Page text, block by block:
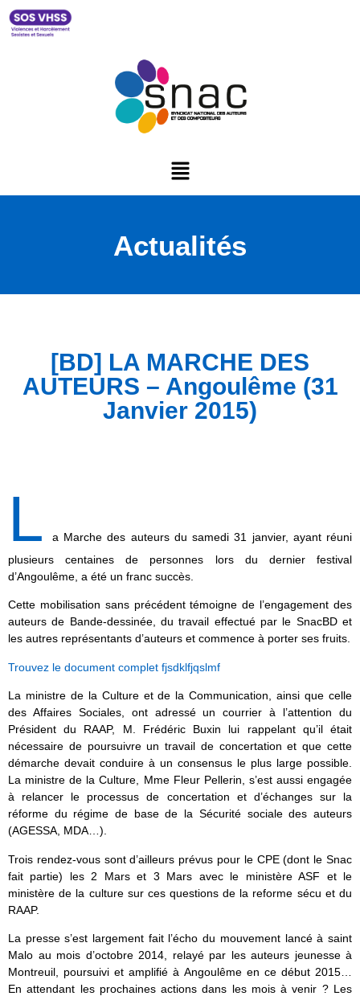
Actualités
[BD] LA MARCHE DES
AUTEURS – Angoulême (31
Janvier 2015)
L
a Marche des auteurs du samedi 31 janvier, ayant réuni
plusieurs centaines de personnes lors du dernier festival
d’Angoulême, a été un franc succès.
Cette mobilisation sans précédent témoigne de l’engagement des
auteurs de Bande-dessinée, du travail effectué par le SnacBD et
les autres représentants d’auteurs et commence à porter ses fruits.
Trouvez le document complet fjsdklfjqslmf
La ministre de la Culture et de la Communication, ainsi que celle
des Affaires Sociales, ont adressé un courrier à l’attention du
Président du RAAP, M. Frédéric Buxin lui rappelant qu’il était
nécessaire de poursuivre un travail de concertation et que cette
démarche devait conduire à un consensus le plus large possible.
La ministre de la Culture, Mme Fleur Pellerin, s’est aussi engagée
à relancer le processus de concertation et d’échanges sur la
réforme du régime de base de la Sécurité sociale des auteurs
(AGESSA, MDA…).
Trois rendez-vous sont d’ailleurs prévus pour le CPE (dont le Snac
fait partie) les 2 Mars et 3 Mars avec le ministère ASF et le
ministère de la culture sur ces questions de la reforme sécu et du
RAAP.
La presse s’est largement fait l’écho du mouvement lancé à saint
Malo au mois d’octobre 2014, relayé par les auteurs jeunesse à
Montreuil, poursuivi et amplifié à Angoulême en ce début 2015…
En attendant les prochaines actions dans les mois à venir ? Les